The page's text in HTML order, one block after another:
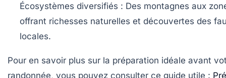
Écosystèmes diversifiés : Des montagnes aux
offrant richesses naturelles et découvertes des
locales.
Pour en savoir plus sur la préparation idéale avant
randonnée, vous pouvez consulter ce guide utile :